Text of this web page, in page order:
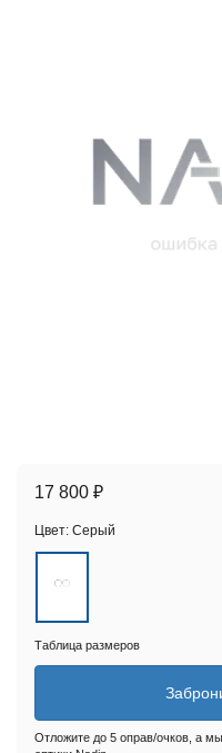
17 800 ₽
Цвет: Серый
Таблица размеров
Отложите до 5 оправ/очков, а